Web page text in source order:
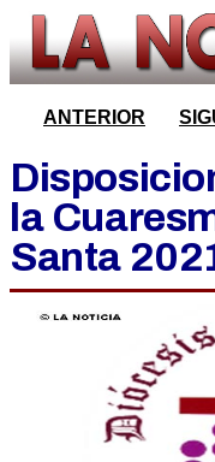
ANTERIOR
la
Santa